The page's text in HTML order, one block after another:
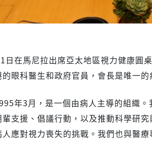
在馬尼拉出席亞太地區視力健康圓
眼科醫生和政府官員，會長是唯一
年3月，是一個由病人主導的組織
支援、倡議行動，以及推動科學研
應對視力喪失的挑戰。我們也與醫